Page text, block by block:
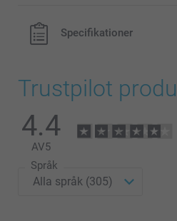
Specifikationer
Trustpilot
4.4
AV5
Språk